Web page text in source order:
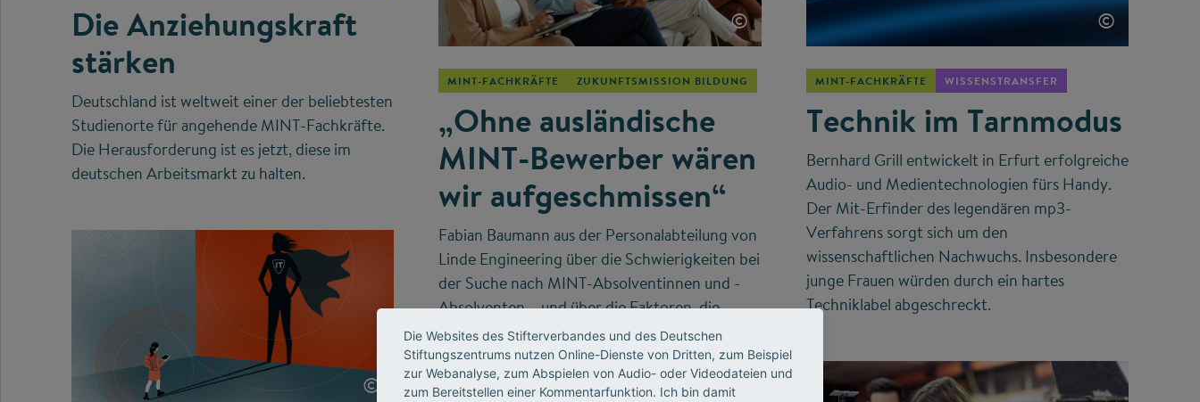
Die Anziehungskraft
stärken
Deutschland ist weltweit einer der beliebtesten
Studienorte für angehende MINT-Fachkräfte.
Die Herausforderung ist es jetzt, diese im
deutschen Arbeitsmarkt zu halten.
©
MINT-FACHKRÄFTE ZUKUNFTSMISSION BILDUNG
„Ohne ausländische
MINT-Bewerber wären
wir aufgeschmissen“
Fabian Baumann aus der Personalabteilung von
Linde Engineering über die Schwierigkeiten bei
der Suche nach MINT-Absolventinnen und -
Absolventen – und über die Faktoren, die
darüber entscheiden, ob ausländische
Studierende in Deutschland bleiben.
©
MINT-FACHKRÄFTE WISSENSTRANSFER
Technik im Tarnmodus
Bernhard Grill entwickelt in Erfurt erfolgreiche
Audio- und Medientechnologien fürs Handy.
Der Mit-Erfinder des legendären mp3-
Verfahrens sorgt sich um den
wissenschaftlichen Nachwuchs. Insbesondere
junge Frauen würden durch ein hartes
Techniklabel abgeschreckt.
©
Die Websites des Stifterverbandes und des Deutschen
Stiftungszentrums nutzen Online-Dienste von Dritten, zum Beispiel
zur Webanalyse, zum Abspielen von Audio- oder Videodateien und
zum Bereitstellen einer Kommentarfunktion. Ich bin damit